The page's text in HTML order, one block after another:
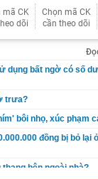
mã CK
dõi
Chọn mã CK
cần theo dõi
dụng bất ngờ có số
trưa?
bôi nhọ, xúc phạm
đồng bị bỏ lại
bên ngoài nhà?